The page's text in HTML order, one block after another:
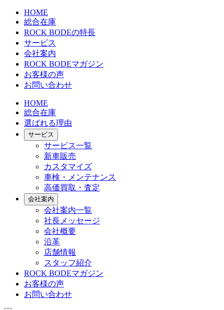
HOME
総合在庫
ROCK BODEの特長
サービス
会社案内
ROCK BODEマガジン
お客様の声
お問い合わせ
HOME
総合在庫
選ばれる理由
サービス
サービス一覧
新車販売
カスタマイズ
車検・メンテナンス
高価買取・査定
会社案内
会社案内一覧
社長メッセージ
会社概要
沿革
店舗情報
スタッフ紹介
ROCK BODEマガジン
お客様の声
お問い合わせ